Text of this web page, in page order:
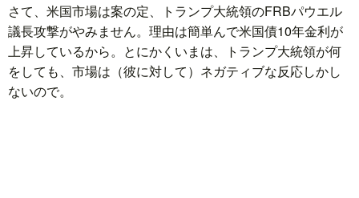
動
車
小
説
ス
さて、米国市場は案の定、トランプ大統領のFRBパウエル
議長攻撃がやみません。理由は簡単んで米国債10年金利が
上昇しているから。とにかくいまは、トランプ大統領が何
をしても、市場は（彼に対して）ネガティブな反応しかし
ないので。